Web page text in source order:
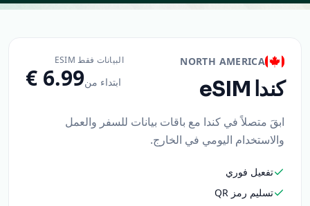
NORTH AMERICA
كندا
البيانات فقط ESIM
ابتداء من
ابقَ متصلاً في كندا مع باقات بيانات للسفر والعمل
والاستخدام اليومي في الخارج.
تفعيل فوري
تسليم رمز QR